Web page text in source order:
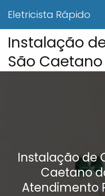
Eletricista Rápido
Instalação
São Caetano
Instalação de
Caetano
Atendimento